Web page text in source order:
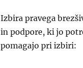
Izbira pravega
in podpore, ki jo
pomagajo pri izbiri: